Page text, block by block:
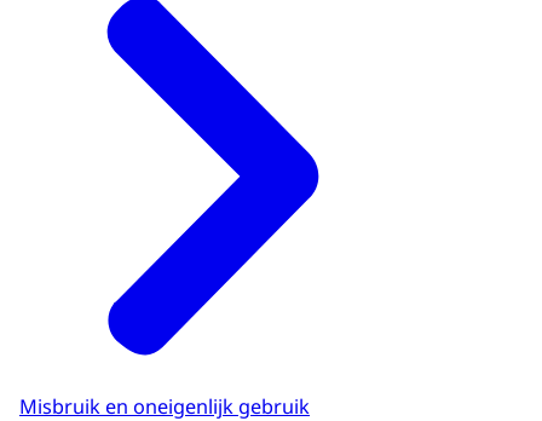
Misbruik en oneigenlijk gebruik